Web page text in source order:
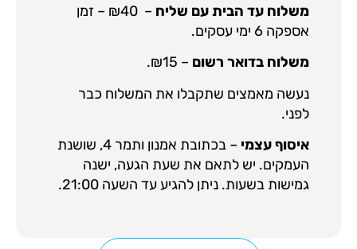
משלוח עד הבית עם שליח
– ₪40 – זמן
אספקה 6 ימי עסקים.
משלוח בדואר רשום – ₪15.
נעשה מאמצים שתקבלו את המשלוח כבר
לפני.
איסוף עצמי
– בכתובת אמנון ותמר 4, שושנת
העמקים. יש לתאם את שעת הגעה, ישנה
גמישות בשעות. ניתן להגיע עד השעה 21:00.